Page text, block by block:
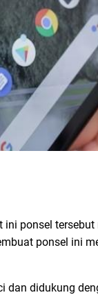
ini ponsel
ponsel ini
dan didukung